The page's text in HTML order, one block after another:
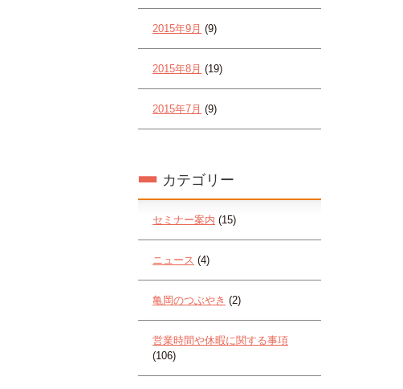
2015年9月 (9)
2015年8月 (19)
2015年7月 (9)
カテゴリー
セミナー案内 (15)
ニュース (4)
亀岡のつぶやき (2)
営業時間や休暇に関する事項
(106)